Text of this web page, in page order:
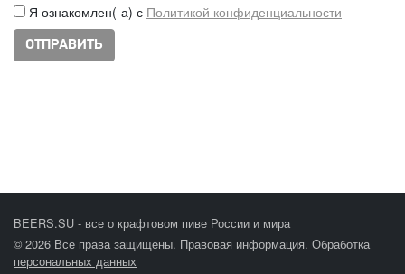
Я ознакомлен(-а) с Политикой конфиденциальности
BEERS.SU - все о крафтовом пиве России и мира
© 2026 Все права защищены. Правовая информация. Обработка
персональных данных